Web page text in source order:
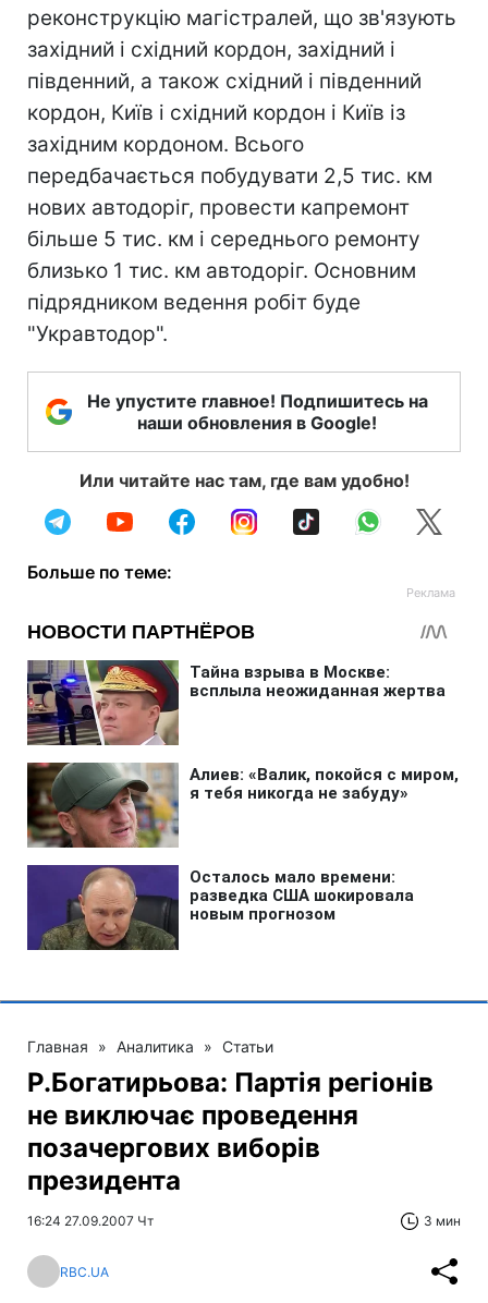
реконструкцію магістралей, що зв'язують
західний і східний кордон, західний і
південний, а також східний і південний
кордон, Київ і східний кордон і Київ із
західним кордоном. Всього
передбачається побудувати 2,5 тис. км
нових автодоріг, провести капремонт
більше 5 тис. км і середнього ремонту
близько 1 тис. км автодоріг. Основним
підрядником ведення робіт буде
"Укравтодор".
Не упустите главное! Подпишитесь на
наши обновления в Google!
Или читайте нас там, где вам удобно!
Больше по теме:
Главная » Аналитика » Статьи
Р.Богатирьова: Партія регіонів
не виключає проведення
позачергових виборів
президента
16:24 27.09.2007 Чт 3 мин
RBC.UA